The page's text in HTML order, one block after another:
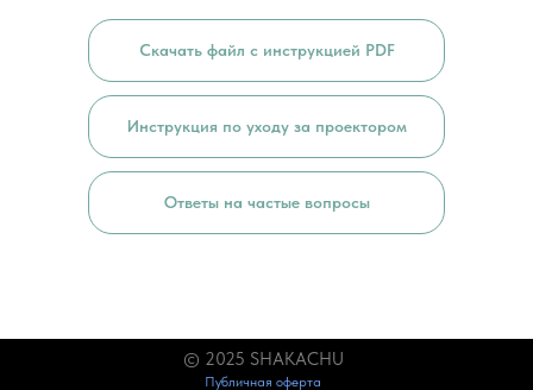
Скачать файл с инструкцией PDF
Инструкция по уходу за проектором
Ответы на частые вопросы
© 2025 SHAKACHU
Публичная оферта